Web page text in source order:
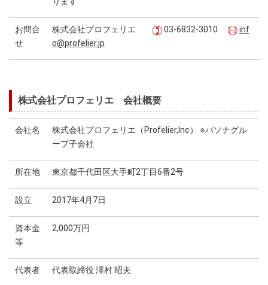
お問合
せ
株式会社プロフェリエ 03-6832-3010
inf
o@profelier.jp
株式会社プロフェリエ 会社概要
会社名
株式会社プロフェリエ（Profelier,Inc） ※パソナグル
ープ子会社
所在地 東京都千代田区大手町2丁目6番2号
設立 2017年4月7日
資本金
等
2,000万円
代表者 代表取締役 澤村 昭夫